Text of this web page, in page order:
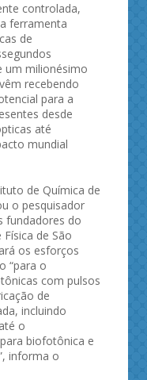
controlada,
ferramenta
de
um milionésimo
recebendo
para a
desde
até
mundial
de Química de
o pesquisador
fundadores do
de São
os esforços
“para o
com pulsos
de
incluindo
o
biofotônica e
informa o